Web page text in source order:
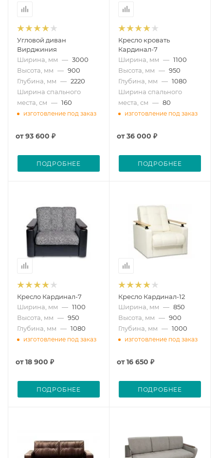
Угловой диван
Вирджиния
Ширина, мм — 3000
Высота, мм — 900
Глубина, мм — 2220
Ширина спального
места, см — 160
изготовление под заказ
от93 600 ₽
ПОДРОБНЕЕ
Кресло кровать
Кардинал-7
Ширина, мм — 1100
Высота, мм — 950
Глубина, мм — 1080
Ширина спального
места, см — 80
изготовление под заказ
от36 000 ₽
ПОДРОБНЕЕ
Кресло Кардинал-7
Ширина, мм — 1100
Высота, мм — 950
Глубина, мм — 1080
изготовление под заказ
от18 900 ₽
ПОДРОБНЕЕ
Кресло Кардинал-12
Ширина, мм — 850
Высота, мм — 900
Глубина, мм — 1000
изготовление под заказ
от16 650 ₽
ПОДРОБНЕЕ